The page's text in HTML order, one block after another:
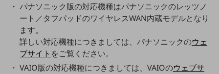
その他のお悩みはこちら
業界から見つける
業界から見つけるTOP
製造業
小売・卸売業
パナソニック版の対応機種はパナソニックのレッツノ
ート／タフパッドのワイヤレスWAN内蔵モデルとなり
ます。
詳しい対応機種につきましては、パナソニックのウェ
ブサイト をご覧ください。
VAIO版の対応機種につきましては、VAIOのウェブサ